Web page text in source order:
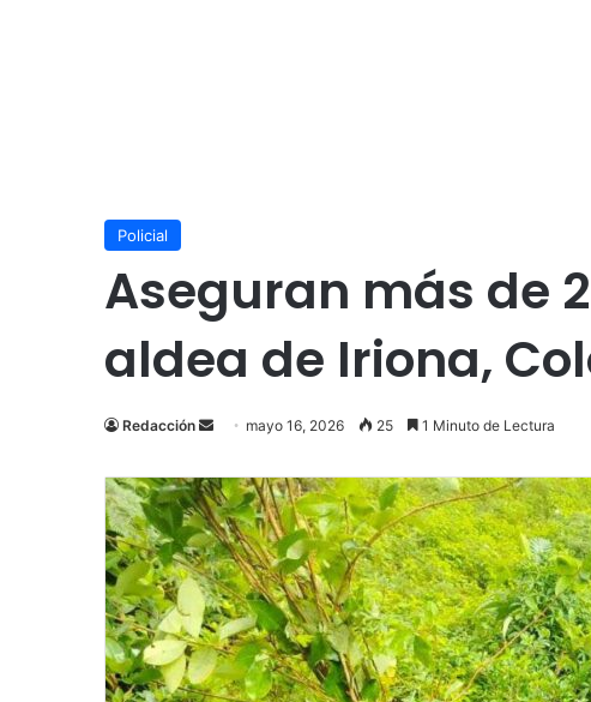
Policial
Aseguran más de
aldea de Iriona,
Redacción
Send
email
mayo 16, 2026 25 1 Minuto de Lectura